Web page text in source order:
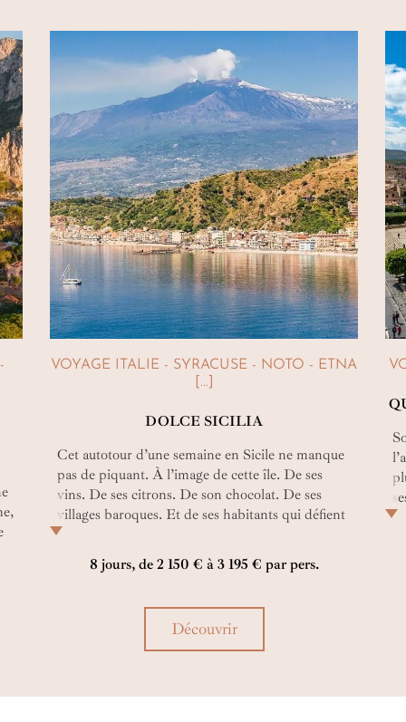
VOYAGE ITALIE - SYRACUSE - NOTO - ETNA
[...]
DOLCE SICILIA
Cet autotour d’une semaine en Sicile ne manque
pas de piquant. À l’image de cette île. De ses
vins. De ses citrons. De son chocolat. De ses
villages baroques. Et de ses habitants qui défient
l’Etna de larges éclats de rire. Ici, on est siciliens,
pas italiens ! Non plus grecs, normands ou
byzantins comme autrefois…
8 jours, de 2 150 € à 3 195 € par pers.
Découvrir